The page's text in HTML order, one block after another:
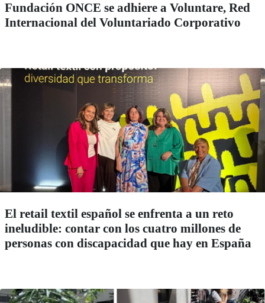
Fundación ONCE se adhiere a Voluntare, Red
Internacional del Voluntariado Corporativo
El retail textil español se enfrenta a un reto
ineludible: contar con los cuatro millones de
personas con discapacidad que hay en España